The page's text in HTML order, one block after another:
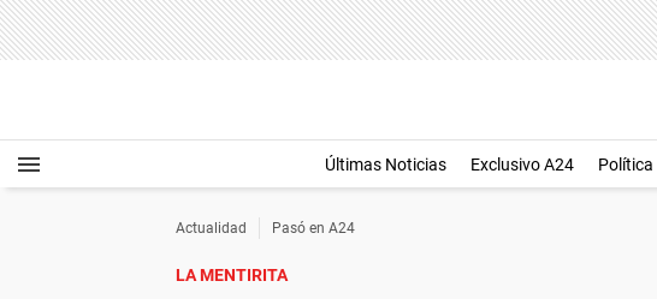
Últimas Noticias Exclusivo A24 Política
Actualidad Pasó en A24
LA MENTIRITA